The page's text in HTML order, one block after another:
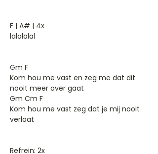
F | A# | 4x
lalalalal
Gm F
Kom hou me vast en zeg me dat dit
nooit meer over gaat
Gm Cm F
Kom hou me vast zeg dat je mij nooit
verlaat
Refrein: 2x